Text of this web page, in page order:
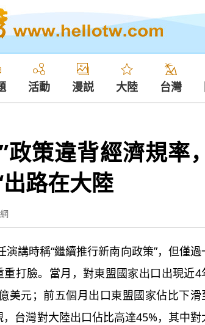
活動 漫説 大陸 台灣
策違背經濟規率，
路在大陸
講時稱“繼續推行新南向政策”，但僅過
打臉。當月，對東盟國家出口出現近4
美元；前五個月出口東盟國家佔比下滑
台灣對大陸出口佔比高達45%，其中對